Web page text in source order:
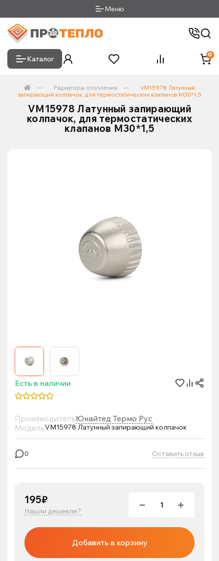
Меню
Каталог
0
Радиаторы отопления
VM15978 Латунный
запирающий колпачок, для термостатических клапанов М30*1,5
VM15978 Латунный запирающий
колпачок, для термостатических
клапанов М30*1,5
Есть в наличии
ПроизводительЮнайтед Термо Рус
МодельVM15978 Латунный запирающий колпачок
0 Оставить отзыв
195₽
Нашли дешевле?
Добавить в корзину